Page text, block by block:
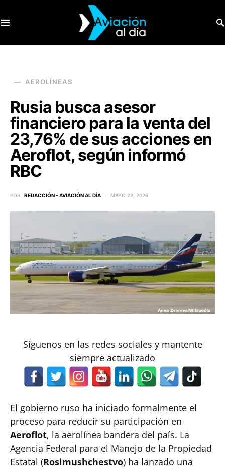
AEROLÍNEAS
Rusia busca asesor
financiero para la venta del
23,76% de sus acciones en
Aeroflot, según informó
RBC
POR REDACCIÓN - AVIACIÓN AL DÍA MAYO 22, 2026
Síguenos en las redes sociales y mantente
siempre actualizado
El gobierno ruso ha iniciado formalmente el
proceso para reducir su participación en
Aeroflot, la aerolínea bandera del país. La
Agencia Federal para el Manejo de la Propiedad
Estatal (Rosimushchestvo) ha lanzado una